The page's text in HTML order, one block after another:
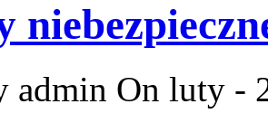
admin On luty -